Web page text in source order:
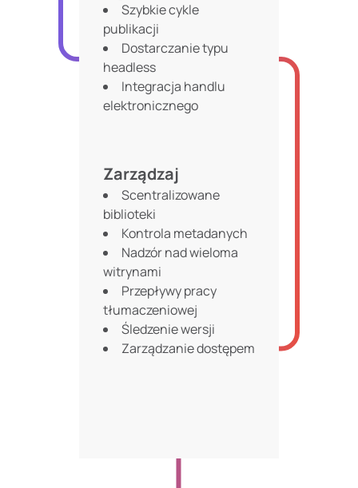
Szybkie cykle
publikacji
Dostarczanie typu
headless
Integracja handlu
elektronicznego
Zarządzaj
Scentralizowane
biblioteki
Kontrola metadanych
Nadzór nad wieloma
witrynami
Przepływy pracy
tłumaczeniowej
Śledzenie wersji
Zarządzanie dostępem